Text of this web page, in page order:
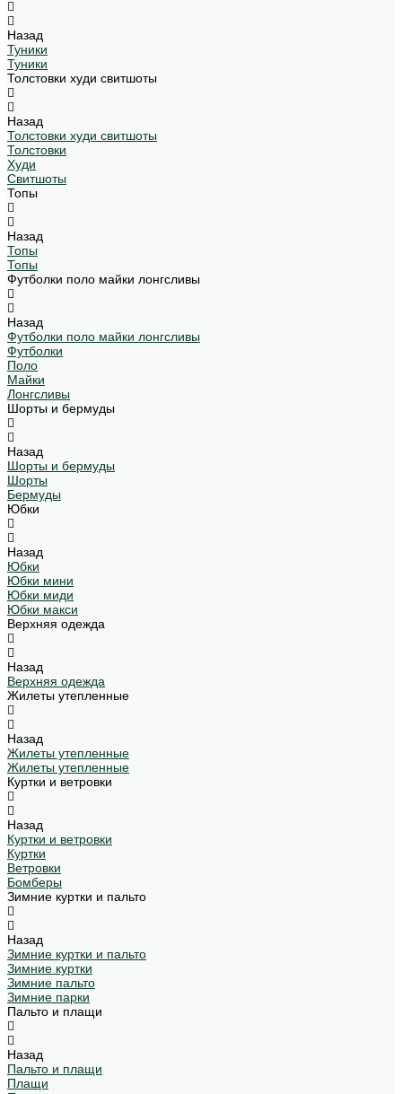
Назад
Туники
Туники
Толстовки худи свитшоты
Назад
Толстовки худи свитшоты
Толстовки
Худи
Свитшоты
Топы
Назад
Топы
Топы
Футболки поло майки лонгсливы
Назад
Футболки поло майки лонгсливы
Футболки
Поло
Майки
Лонгсливы
Шорты и бермуды
Назад
Шорты и бермуды
Шорты
Бермуды
Юбки
Назад
Юбки
Юбки мини
Юбки миди
Юбки макси
Верхняя одежда
Назад
Верхняя одежда
Жилеты утепленные
Назад
Жилеты утепленные
Жилеты утепленные
Куртки и ветровки
Назад
Куртки и ветровки
Куртки
Ветровки
Бомберы
Зимние куртки и пальто
Назад
Зимние куртки и пальто
Зимние куртки
Зимние пальто
Зимние парки
Пальто и плащи
Назад
Пальто и плащи
Плащи